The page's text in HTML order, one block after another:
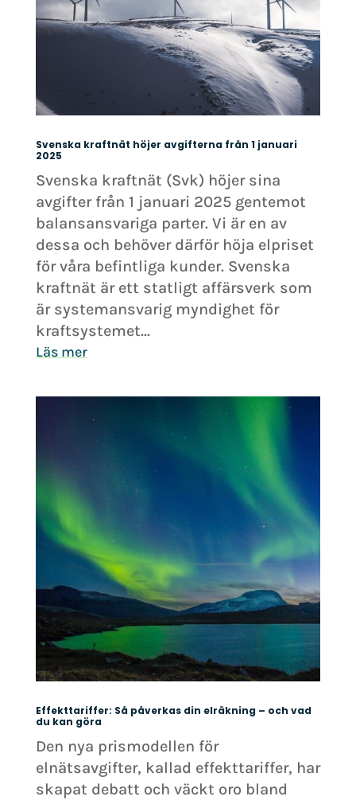
Svenska kraftnät höjer avgifterna från 1 januari
2025
Svenska kraftnät (Svk) höjer sina
avgifter från 1 januari 2025 gentemot
balansansvariga parter. Vi är en av
dessa och behöver därför höja elpriset
för våra befintliga kunder. Svenska
kraftnät är ett statligt affärsverk som
är systemansvarig myndighet för
kraftsystemet...
Läs mer
Effekttariffer: Så påverkas din elräkning – och vad
du kan göra
Den nya prismodellen för
elnätsavgifter, kallad effekttariffer, har
skapat debatt och väckt oro bland